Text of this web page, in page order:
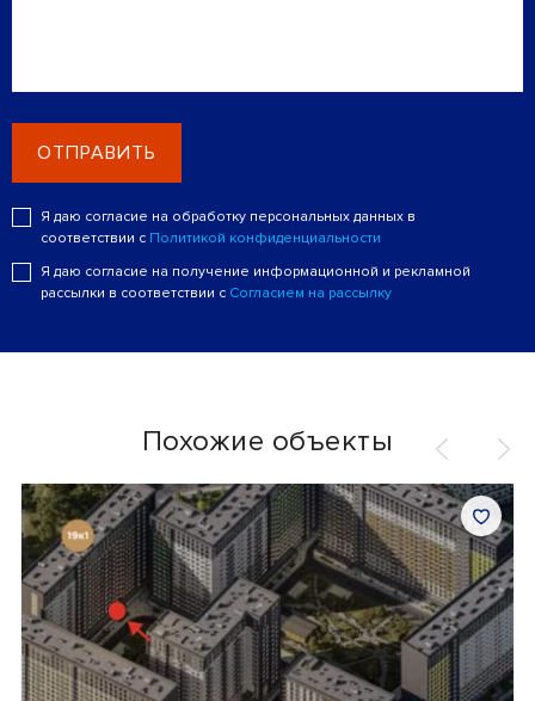
ОТПРАВИТЬ
Я даю согласие на обработку персональных данных в
соответствии с Политикой конфиденциальности
Я даю согласие на получение информационной и рекламной
рассылки в соответствии с Согласием на рассылку
Похожие объекты